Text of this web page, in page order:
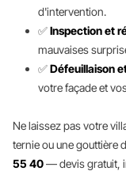
d'intervention.
✅Inspection et
mauvaises
✅Défeuillaison
votre façade et
Ne laissez pas votre
ternie ou une gouttière
55 40— devis gratuit,